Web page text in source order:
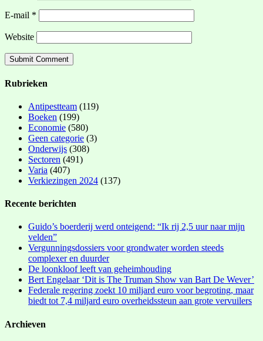
E-mail *
Website
Rubrieken
Antipestteam (119)
Boeken (199)
Economie (580)
Geen categorie (3)
Onderwijs (308)
Sectoren (491)
Varia (407)
Verkiezingen 2024 (137)
Recente berichten
Guido’s boerderij werd onteigend: “Ik rij 2,5 uur naar mijn
velden”
Vergunningsdossiers voor grondwater worden steeds
complexer en duurder
De loonkloof leeft van geheimhouding
Bert Engelaar ‘Dit is The Truman Show van Bart De Wever’
Federale regering zoekt 10 miljard euro voor begroting, maar
biedt tot 7,4 miljard euro overheidssteun aan grote vervuilers
Archieven